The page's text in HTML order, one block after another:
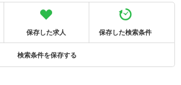
保存した求人 保存した検索条件
検索条件を保存する